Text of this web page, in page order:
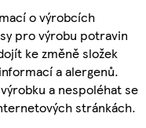
o výrobcích
pro výrobu potravin
ke změně složek
a alergenů.
a nespoléhat se
stránkách.